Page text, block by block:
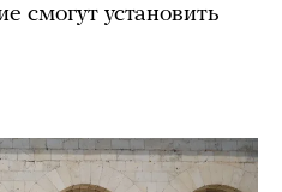
смогут установить